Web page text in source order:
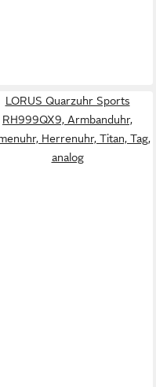
LORUS Quarzuhr Sports
RH999QX9, Armbanduhr,
Herrenuhr, Titan, Tag,
analog